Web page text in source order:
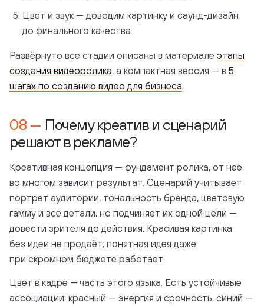
Цвет и звук — доводим картинку и саунд-дизайн
до финального качества.
Развёрнуто все стадии описаны в материале этапы
создания видеоролика, а компактная версия — в 5
шагах по созданию видео для бизнеса.
Почему креатив и сценарий
решают в рекламе?
Креативная концепция — фундамент ролика, от неё
во многом зависит результат. Сценарий учитывает
портрет аудитории, тональность бренда, цветовую
гамму и все детали, но подчиняет их одной цели —
довести зрителя до действия. Красивая картинка
без идеи не продаёт; понятная идея даже
при скромном бюджете работает.
Цвет в кадре — часть этого языка. Есть устойчивые
ассоциации: красный — энергия и срочность, синий —